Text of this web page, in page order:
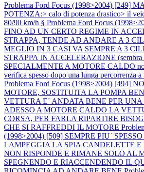
Problema Ford Focus (1998>2004) [249]
POTENZA:> calo di potenza drastico> il
80/90 km/h § Problema Ford Focus
FINO AD UN CERTO REGIME IN
STRAPPA, TENDE AD ANDARE A 3
MEGLIO IN 3 CASI VA SEMPRE A 3
STRAPPA IN ACCELERAZIONE (sembra
SPECIALMENTE A MOTORE CALDO
verifica spesso dopo una lunga percorrenza a
Problema Ford Focus (1998>2004) [494]
MOTORE, SOSTITUITA LA POMPA
VETTURA E` ANDATA BENE PER
ADESSO A MOTORE CALDO LA
CORSA, PER FARLA RIPARTIRE
CHE SI RAFFREDDI IL MOTORE
(1998>2004) [509] SEMPRE PIU`
LAMPEGGIA LA SPIA CANDELETTE E
NON RISPONDE E RIMANE SOLO AL
SPEGNENDO E RIACCENDENDO IL